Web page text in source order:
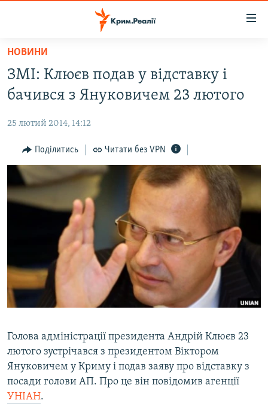
Перейти
основного
матеріалу
до
навігації
Перейти
пошуку
ВОДА.КРИМ
ПОЛІТИКА
БЛОГИ
ПОГЛЯД
ІНТЕРВ'Ю
ВСЕ ЗА ДЕНЬ
СПЕЦПРОЕКТИ
ДЕПОРТАЦІЯ
ВІДЕОУРОКИ «ELIFBE»
СВІДЧЕННЯ ОКУПАЦІЇ
ЯК ОБІЙТИ БЛОКУВАННЯ
Русский
Qırımtatar
ДОЛУЧАЙСЯ!
Усі сайти RFE/RL
НОВИНИ
ЗМІ: Клюєв подав у відставку і
бачився з Януковичем 23 лютого
25 лютий 2014, 14:12
Поділитись Читати без VPN
Голова адміністрації президента Андрій Клюєв 23
лютого зустрічався з президентом Віктором
Януковичем у Криму і подав заяву про відставку з
посади голови АП. Про це він повідомив агенції
УНІАН.